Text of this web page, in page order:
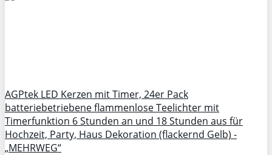
AGPtek LED Kerzen mit Timer, 24er Pack
batteriebetriebene flammenlose Teelichter mit
Timerfunktion 6 Stunden an und 18 Stunden aus für
Hochzeit, Party, Haus Dekoration (flackernd Gelb) -
„MEHRWEG“